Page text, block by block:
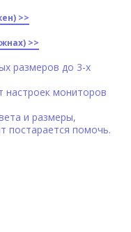
>>
>>
размеров до 3-х
настроек мониторов
и размеры,
постарается помочь.